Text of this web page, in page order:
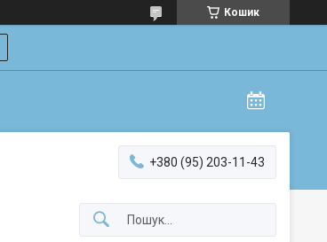
Кошик
+380 (95) 203-11-43